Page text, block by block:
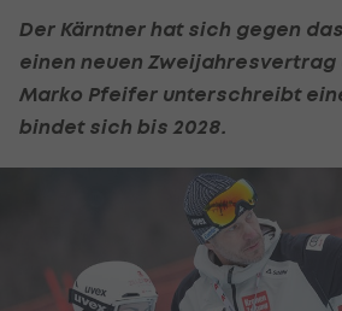
Der Kärntner hat sich gegen
einen neuen
Marko Pfeifer unterschreibt
bindet sich bis 2028.